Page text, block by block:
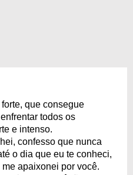
que consegue
todos os
e intenso.
confesso que nunca
o dia que eu te conheci,
apaixonei por você.